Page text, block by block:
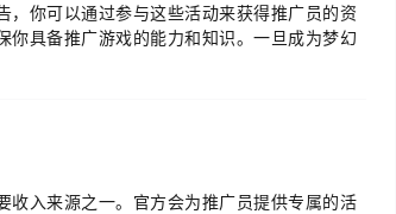
你可以通过参与这些活动来获得推广员的资
具备推广游戏的能力和知识。一旦成为梦幻
入来源之一。官方会为推广员提供专属的活